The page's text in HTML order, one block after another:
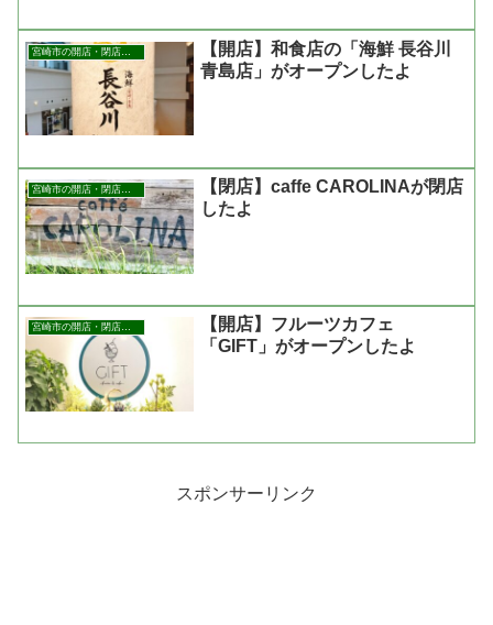
【開店】和食店の「海鮮 長谷川
青島店」がオープンしたよ
宮崎市の開店・閉店まとめ
【閉店】caffe CAROLINAが閉店
したよ
宮崎市の開店・閉店まとめ
【開店】フルーツカフェ
「GIFT」がオープンしたよ
スポンサーリンク